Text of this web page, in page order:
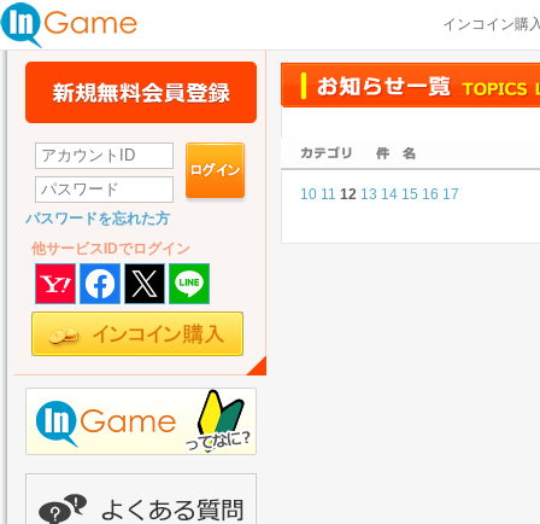
インコイン購
パスワードを忘れた方
他サービスIDでログイン
10 11 12 13 14 15 16 17